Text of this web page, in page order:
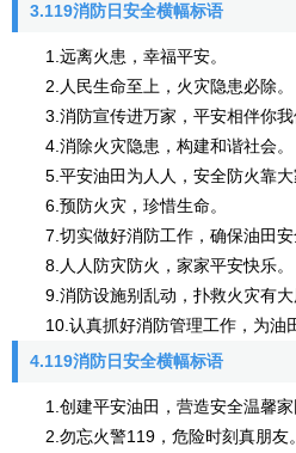
3.119消防日安全横幅标语
1.远离火患，幸福平安。
2.人民生命至上，火灾隐患必除。
3.消防宣传进万家，平安相伴你我
4.消除火灾隐患，构建和谐社会。
5.平安油田为人人，安全防火靠大
6.预防火灾，珍惜生命。
7.切实做好消防工作，确保油田安
8.人人防灾防火，家家平安快乐。
9.消防设施别乱动，扑救火灾有大
10.认真抓好消防管理工作，为油田
4.119消防日安全横幅标语
1.创建平安油田，营造安全温馨家
2.勿忘火警119，危险时刻真朋友。